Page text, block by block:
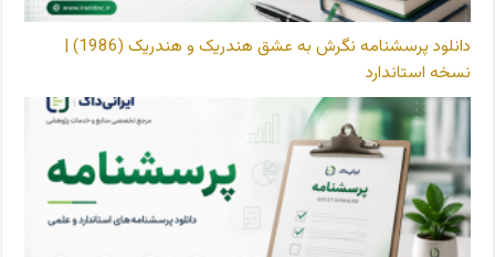
دانلود پرسشنامه نگرش به عشق هندریک و هندریک (1986) |
نسخه استاندارد